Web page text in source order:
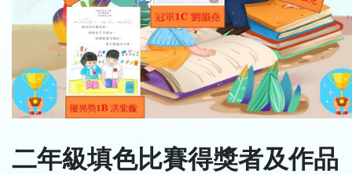
二年級填色比賽得獎者及作品